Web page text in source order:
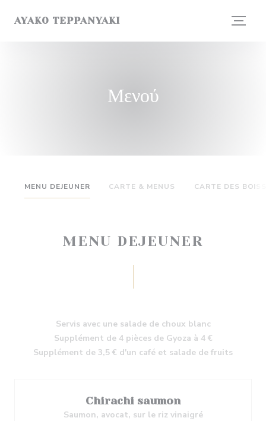
AYAKO TEPPANYAKI
Μενού
MENU DEJEUNER CARTE & MENUS CARTE DES
MENU DEJEUNER
Servis avec une salade de choux blanc
Supplément de 4 pièces de Gyoza à 4 €
Supplément de 3,5 € d'un café et salade de fruits
Chirachi saumon
Saumon, avocat, sur le riz vinaigré